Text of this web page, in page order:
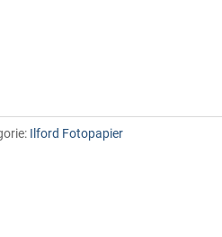
Ilford Fotopapier